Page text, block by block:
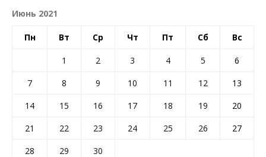
Июнь 2021
Пн Вт Ср Чт Пт Сб Вс
1 2 3 4 5
6
7
8 9 10 11 12
13
14
15 16 17 18 19
20
21
22 23 24 25 26
27
28
29
30